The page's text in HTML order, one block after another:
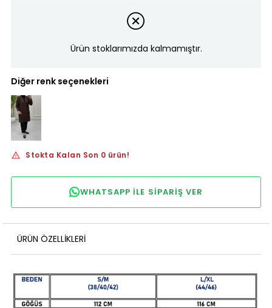
Ürün stoklarımızda kalmamıştır.
Diğer renk seçenekleri
Stokta Kalan Son 0 ürün!
WHATSAPP ILE SIPARIŞ VER
ÜRÜN ÖZELLIKLERI